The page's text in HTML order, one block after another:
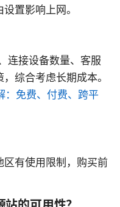
置影响上网。
连接设备数量、客服
综合考虑长期成本。
：免费、付费、跨平
有使用限制，购买前